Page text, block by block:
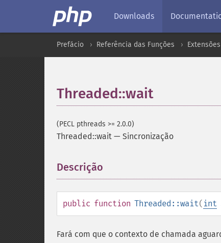
Downloads
Prefácio Referência das Funções
Threaded::wait
(PECL pthreads >= 2.0.0)
Threaded::wait — Sincronização
Descrição
public function Threaded::wait( int
Fará com que o contexto de chamada